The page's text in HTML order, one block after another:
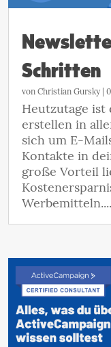
Schritten
von Christian Gursky
Heutzutage ist
erstellen in
sich um E-
Kontakte in
große Vorteil
Werbemitteln....